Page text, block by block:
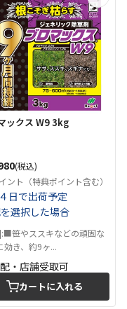
ックス W9 3kg
(税込)
ント（特典ポイント含む）
日で出荷予定
選択した場合
笹やススキなどの頑固な
効き、約9ヶ...
カートに入れる